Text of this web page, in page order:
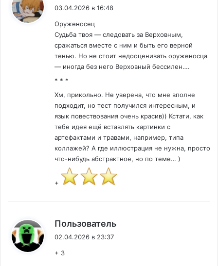
03.04.2026 в 16:48
Оруженосец
Судьба твоя — следовать за Верховным,
сражаться вместе с ним и быть его верной
тенью. Но не стоит недооценивать оруженосца
— иногда без него Верховный бессилен….
* * *
Хм, прикольно. Не уверена, что мне вполне
подходит, но тест получился интересным, и
язык повествования очень красив)) Кстати, как
тебе идея ещё вставлять картинки с
артефактами и травами, например, типа
коллажей? А где иллюстрация не нужна, просто
что-нибудь абстрактное, но по теме… )
+
Пользователь
02.04.2026 в 23:37
+ 3